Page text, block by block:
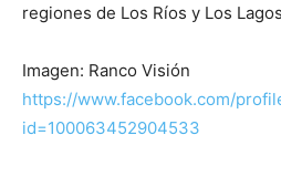
regiones de Los Ríos y Los
Imagen: Ranco Visión
https://www.facebook.com/
id=100063452904533